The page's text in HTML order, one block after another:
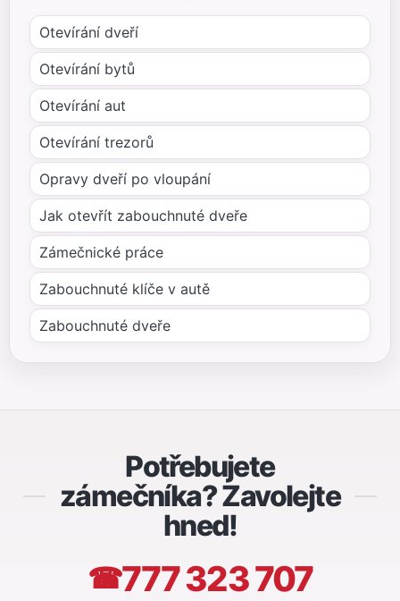
Otevírání dveří
Otevírání bytů
Otevírání aut
Otevírání trezorů
Opravy dveří po vloupání
Jak otevřít zabouchnuté dveře
Zámečnické práce
Zabouchnuté klíče v autě
Zabouchnuté dveře
Potřebujete
zámečníka? Zavolejte
hned!
☎777 323 707